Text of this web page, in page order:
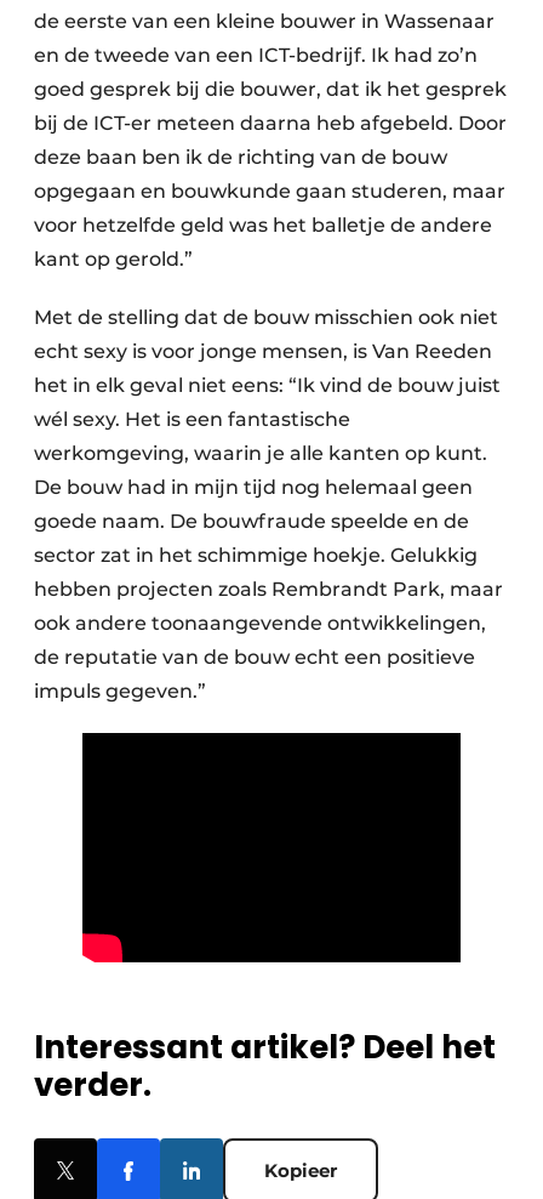
de eerste van een kleine bouwer in Wassenaar
en de tweede van een ICT-bedrijf. Ik had zo’n
goed gesprek bij die bouwer, dat ik het gesprek
bij de ICT-er meteen daarna heb afgebeld. Door
deze baan ben ik de richting van de bouw
opgegaan en bouwkunde gaan studeren, maar
voor hetzelfde geld was het balletje de andere
kant op gerold.”
Met de stelling dat de bouw misschien ook niet
echt sexy is voor jonge mensen, is Van Reeden
het in elk geval niet eens: “Ik vind de bouw juist
wél sexy. Het is een fantastische
werkomgeving, waarin je alle kanten op kunt.
De bouw had in mijn tijd nog helemaal geen
goede naam. De bouwfraude speelde en de
sector zat in het schimmige hoekje. Gelukkig
hebben projecten zoals Rembrandt Park, maar
ook andere toonaangevende ontwikkelingen,
de reputatie van de bouw echt een positieve
impuls gegeven.”
Interessant artikel? Deel het
verder.
Kopieer